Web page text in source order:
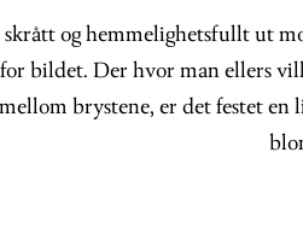
og hemmelighetsfullt ut
bildet. Der hvor man ellers
brystene, er det festet en